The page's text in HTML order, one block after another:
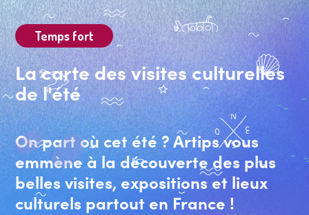
Temps fort
La carte des visites culturelles
de l'été
On part où cet été ? Artips vous
emmène à la découverte des plus
belles visites, expositions et lieux
culturels partout en France !